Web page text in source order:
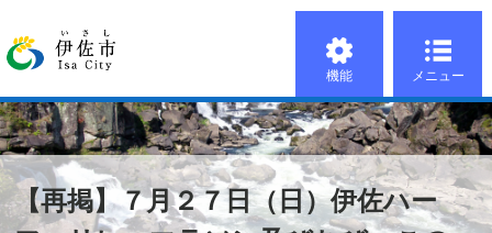
機能 メニュー
【再掲】７月２７日（日）伊佐ハー